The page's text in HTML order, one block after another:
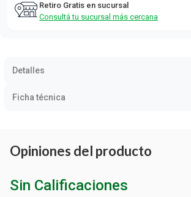
Retiro Gratis en sucursal
Consultá tu sucursal más cercana
Detalles
Ficha técnica
Opiniones del producto
Sin Calificaciones